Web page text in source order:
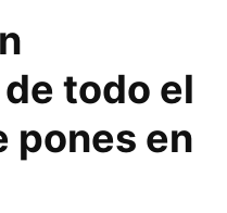
todo el
pones en